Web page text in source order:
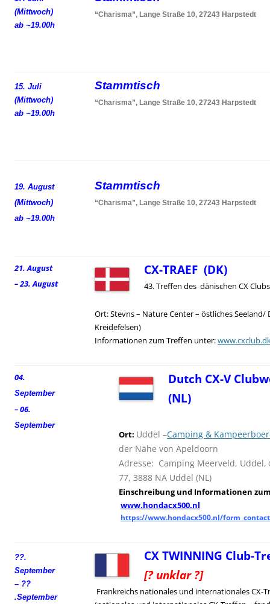
(Mittwoch)
ab ~19.00h
“Charisma”, Lange Straße 10, 27243 Harpstedt
15. Juli
(Mittwoch)
ab ~19.00h
Stammtisch
“Charisma”, Lange Straße 10, 27243 Harpstedt
19. August
(Mittwoch)
ab ~19.00h
Stammtisch
“Charisma”, Lange Straße 10, 27243 Harpstedt
21. August
– 23. August
CX-TRAEF (DK)
43. Treffen des dänischen CX Clubs
Ort: Stevns – Nature Center – östliches Seeland/
Kreidefelsen)
Informationen zum Treffen unter:
04.
September
– 06.
September
Dutch CX-V
(NL)
Ort: Uddel –Camping &
der Nähe von Apeldoorn
Adresse: Camping Meerveld, Uddel,
77, 3888 NA Uddel (NL)
Einschreibung und Informationen
www.hondacx500.nl
https://www.hondacx500.nl/
??.
September
– ??
.September
CX TWINNING Club-
[? unklar ?]
Frankreichs nationales und internationales CX-